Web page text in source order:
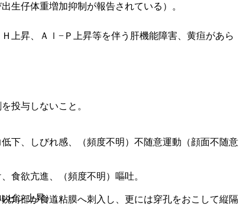
生仔体重増加抑制が報告されている）。
投与しないこと。
角部が食道粘膜へ刺入し、更には穿孔をおこして縦隔
上昇、Ａｌ−Ｐ上昇等を伴う肝機能障害、黄疸があら
下、しびれ感、（頻度不明）不随意運動（顔面不随意
食欲亢進、（頻度不明）嘔吐。
ビン上昇）。